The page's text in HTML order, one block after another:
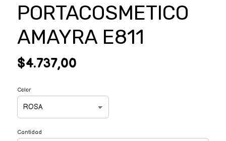
PORTACOSMETICO
AMAYRA E811
$4.737,00
Color
Cantidad